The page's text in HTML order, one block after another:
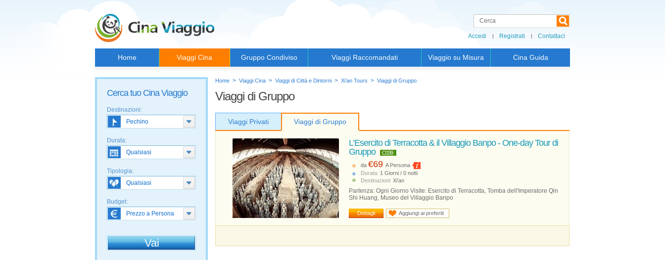
Accedi Registrati Contattaci
Home Viaggi Cina Gruppo Condiviso Viaggi Raccomandati Viaggio su Misura Cina Guida
Cerca tuo Cina Viaggio
Destinazioni:
Durata:
Tipologia:
Budget:
Home > Viaggi Cina > Viaggi di Città e Dintorni > Xi’an Tours > Viaggi di Gruppo
Viaggi di Gruppo
Viaggi Privati Viaggi di Gruppo
L’Esercito di Terracotta & il Villaggio Banpo - One-day Tour di
Gruppo
C039
da €69 A Persona
Durata: 1 Giorni / 0 notti
Destinazioni: Xi'an
Partenza: Ogni Giorno Visite: Esercito di Terracotta, Tomba dell'Imperatore Qin
Shi Huang, Museo del Villaggio Banpo
Dettagli Aggiungi ai preferiti